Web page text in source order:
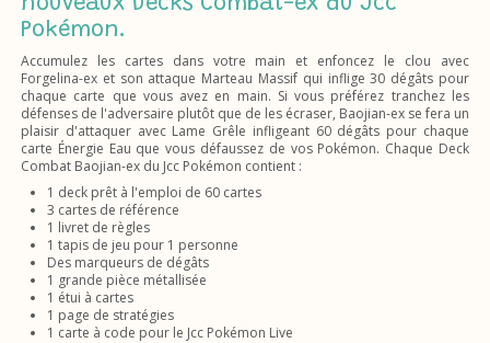
nouveaux Decks Combat-ex du Jcc
Pokémon.
Accumulez les cartes dans votre main et enfoncez le clou avec
Forgelina-ex et son attaque Marteau Massif qui inflige 30 dégâts pour
chaque carte que vous avez en main. Si vous préférez tranchez les
défenses de l'adversaire plutôt que de les écraser, Baojian-ex se fera un
plaisir d'attaquer avec Lame Grêle infligeant 60 dégâts pour chaque
carte Énergie Eau que vous défaussez de vos Pokémon. Chaque Deck
Combat Baojian-ex du Jcc Pokémon contient :
1 deck prêt à l'emploi de 60 cartes
3 cartes de référence
1 livret de règles
1 tapis de jeu pour 1 personne
Des marqueurs de dégâts
1 grande pièce métallisée
1 étui à cartes
1 page de stratégies
1 carte à code pour le Jcc Pokémon Live